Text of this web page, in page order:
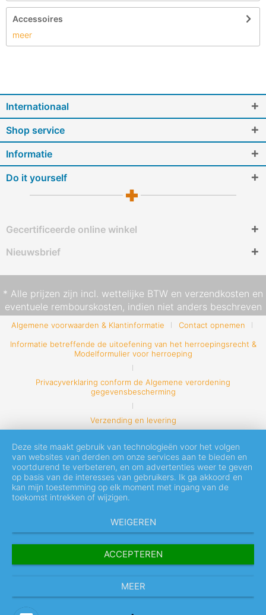
Accessoires
meer
Internationaal
Shop service
Informatie
Do it yourself
Gecertificeerde online winkel
Nieuwsbrief
* Alle prijzen zijn incl. wettelijke BTW en verzendkosten en
eventuele rembourskosten, indien niet anders beschreven
Algemene voorwaarden & Klantinformatie
Contact opnemen
Informatie betreffende de uitoefening van het herroepingsrecht &
Modelformulier voor herroeping
Privacyverklaring conform de Algemene verordening
gegevensbescherming
Verzending en levering
Deze site maakt gebruik van technologieën voor het volgen
van websites van derden om onze services aan te bieden en
voortdurend te verbeteren, en om advertenties weer te geven
op basis van de interesses van gebruikers. Ik ga akkoord en
kan mijn toestemming op elk moment met ingang van de
toekomst intrekken of wijzigen.
WEIGEREN
ACCEPTEREN
MEER